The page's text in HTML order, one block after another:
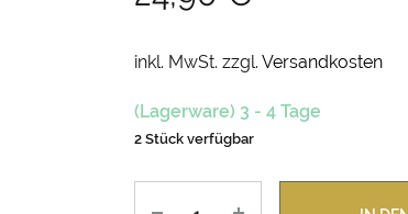
inkl. MwSt. zzgl. Versandkosten
(Lagerware) 3 - 4 Tage
2 Stück verfügbar